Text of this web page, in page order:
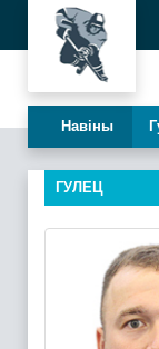
Навiны
ГУЛЕЦ